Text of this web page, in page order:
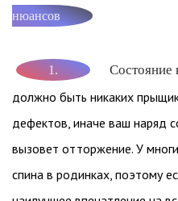
нюансов
1. Состояние
должно быть никаких
дефектов, иначе ваш наряд
вызовет отторжение. У
спина в родинках, поэтому